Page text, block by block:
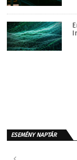
ESEMÉNY NAPTÁR